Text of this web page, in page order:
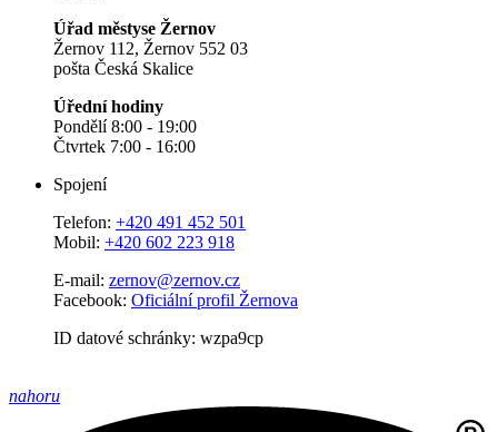
Úřad městyse Žernov
Žernov 112, Žernov 552 03
pošta Česká Skalice
Úřední hodiny
Pondělí 8:00 - 19:00
Čtvrtek 7:00 - 16:00
Spojení
Telefon: +420 491 452 501
Mobil: +420 602 223 918
E-mail: zernov@zernov.cz
Facebook: Oficiální profil Žernova
ID datové schránky: wzpa9cp
nahoru